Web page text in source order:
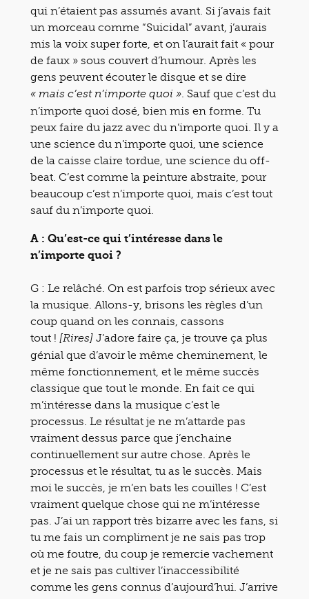
qui n’étaient pas assumés avant. Si j’avais fait
un morceau comme “Suicidal” avant, j’aurais
mis la voix super forte, et on l’aurait fait « pour
de faux » sous couvert d’humour. Après les
gens peuvent écouter le disque et se dire
« mais c’est n’importe quoi » . Sauf que c’est du
n’importe quoi dosé, bien mis en forme. Tu
peux faire du jazz avec du n’importe quoi. Il y a
une science du n’importe quoi, une science
de la caisse claire tordue, une science du off-
beat. C’est comme la peinture abstraite, pour
beaucoup c’est n’importe quoi, mais c’est tout
sauf du n’importe quoi.
A : Qu’est-ce qui t’intéresse dans le
n’importe quoi ?
G : Le relâché. On est parfois trop sérieux avec
la musique. Allons-y, brisons les règles d’un
coup quand on les connais, cassons
tout ! [Rires] J’adore faire ça, je trouve ça plus
génial que d’avoir le même cheminement, le
même fonctionnement, et le même succès
classique que tout le monde. En fait ce qui
m’intéresse dans la musique c’est le
processus. Le résultat je ne m’attarde pas
vraiment dessus parce que j’enchaine
continuellement sur autre chose. Après le
processus et le résultat, tu as le succès. Mais
moi le succès, je m’en bats les couilles ! C’est
vraiment quelque chose qui ne m’intéresse
pas. J’ai un rapport très bizarre avec les fans, si
tu me fais un compliment je ne sais pas trop
où me foutre, du coup je remercie vachement
et je ne sais pas cultiver l’inaccessibilité
comme les gens connus d’aujourd’hui. J’arrive